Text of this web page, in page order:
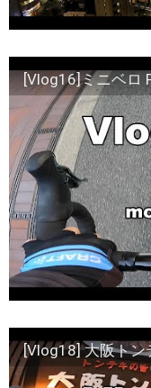
[Vlog18] 大阪トン